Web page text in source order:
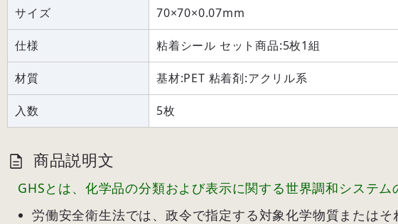
サイズ 70×70×0.07mm
仕様 粘着シール セット商品:5枚1組
材質 基材:PET 粘着剤:アクリル系
入数 5枚
商品説明文
GHSとは、化学品の分類および表示に関する世界調和システム
労働安全衛生法では、政令で指定する対象化学物質または